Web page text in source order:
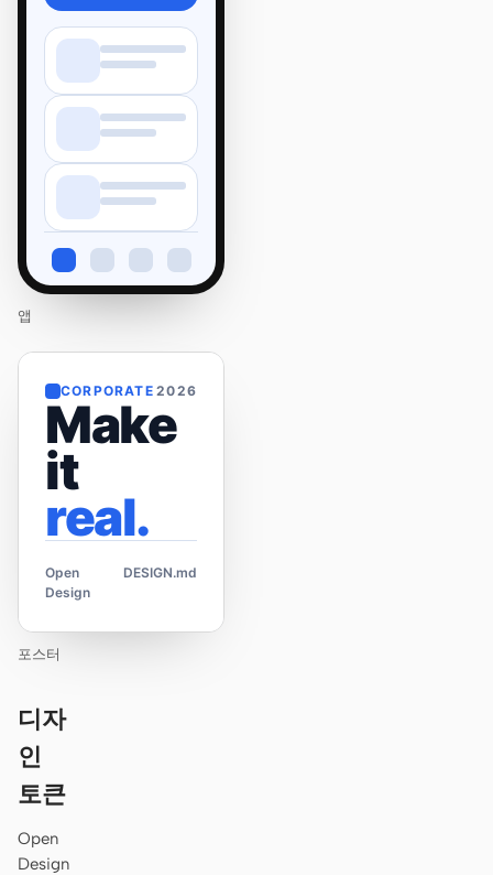
앱
CORPORATE 2026
Make
it
real.
Open
Design
DESIGN.md
포스터
디자
인
토큰
Open
Design